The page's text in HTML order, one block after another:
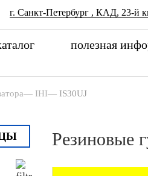
г. Санкт-Петербург , КАД, 23-й
полезная
— IHI— IS30UJ
Резиновые